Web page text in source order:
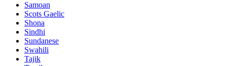
Samoan
Scots Gaelic
Shona
Sindhi
Sundanese
Swahili
Tajik